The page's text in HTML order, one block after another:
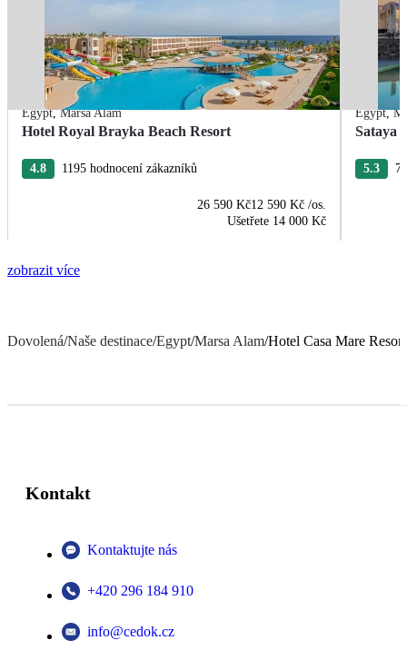
Egypt,Marsa Alam
Hotel Royal Brayka Beach Resort
4.8 1195 hodnocení zákazníků
26 590 Kč12 590 Kč /os.
Ušetřete 14 000 Kč
Egypt,
Sataya
5.3
zobrazit více
Dovolená/Naše destinace/Egypt/Marsa Alam/Hotel Casa Mare
Kontakt
Kontaktujte nás
+420 296 184 910
info@cedok.cz